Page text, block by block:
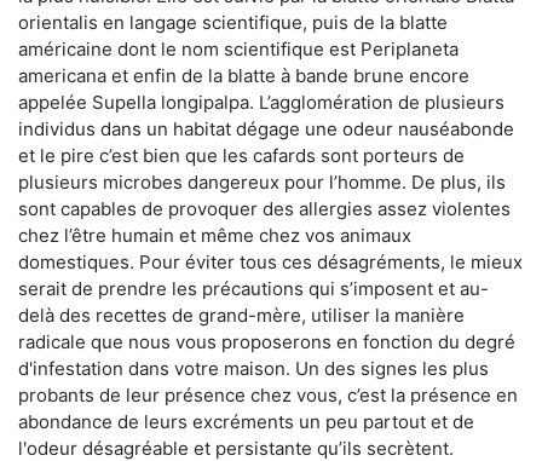
orientalis en langage scientifique, puis de la blatte
américaine dont le nom scientifique est Periplaneta
americana et enfin de la blatte à bande brune encore
appelée Supella longipalpa. L’agglomération de plusieurs
individus dans un habitat dégage une odeur nauséabonde
et le pire c’est bien que les cafards sont porteurs de
plusieurs microbes dangereux pour l’homme. De plus, ils
sont capables de provoquer des allergies assez violentes
chez l’être humain et même chez vos animaux
domestiques. Pour éviter tous ces désagréments, le mieux
serait de prendre les précautions qui s’imposent et au-
delà des recettes de grand-mère, utiliser la manière
radicale que nous vous proposerons en fonction du degré
d'infestation dans votre maison. Un des signes les plus
probants de leur présence chez vous, c’est la présence en
abondance de leurs excréments un peu partout et de
l'odeur désagréable et persistante qu’ils secrètent.